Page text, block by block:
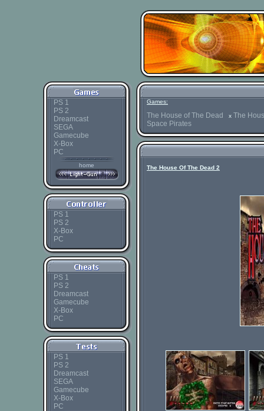
PS 1
PS 2
Dreamcast
SEGA
Gamecube
X-Box
PC
home
PS 1
PS 2
X-Box
PC
PS 1
PS 2
Dreamcast
Gamecube
X-Box
PC
PS 1
PS 2
Dreamcast
SEGA
Gamecube
X-Box
PC
Games:
The House of The Dead x The
Space Pirates
The House Of The Dead 2